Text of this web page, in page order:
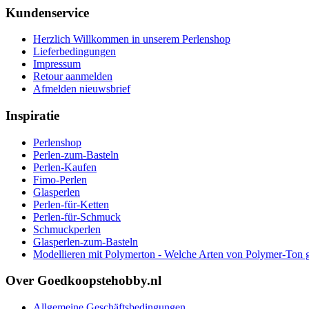
Kundenservice
Herzlich Willkommen in unserem Perlenshop
Lieferbedingungen
Impressum
Retour aanmelden
Afmelden nieuwsbrief
Inspiratie
Perlenshop
Perlen-zum-Basteln
Perlen-Kaufen
Fimo-Perlen
Glasperlen
Perlen-für-Ketten
Perlen-für-Schmuck
Schmuckperlen
Glasperlen-zum-Basteln
Modellieren mit Polymerton - Welche Arten von Polymer-Ton
Over Goedkoopstehobby.nl